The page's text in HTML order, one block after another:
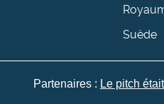
Suède
Partenaires : Le pitch